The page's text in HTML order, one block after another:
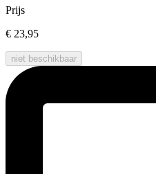
Prijs
€ 23,95
niet beschikbaar